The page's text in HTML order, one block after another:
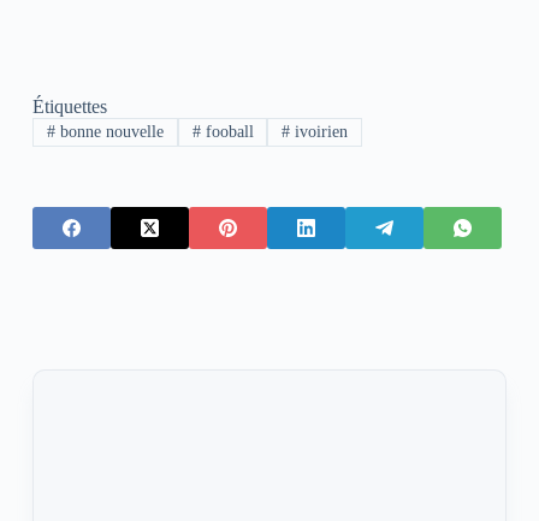
Étiquettes
#bonne nouvelle #fooball # ivoirien